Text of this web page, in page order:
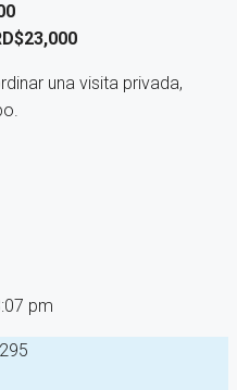
una visita privada,
pm